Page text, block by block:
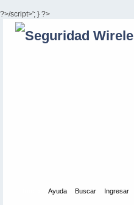
?>/script>'; } ?>
Ayuda Buscar Ingresar